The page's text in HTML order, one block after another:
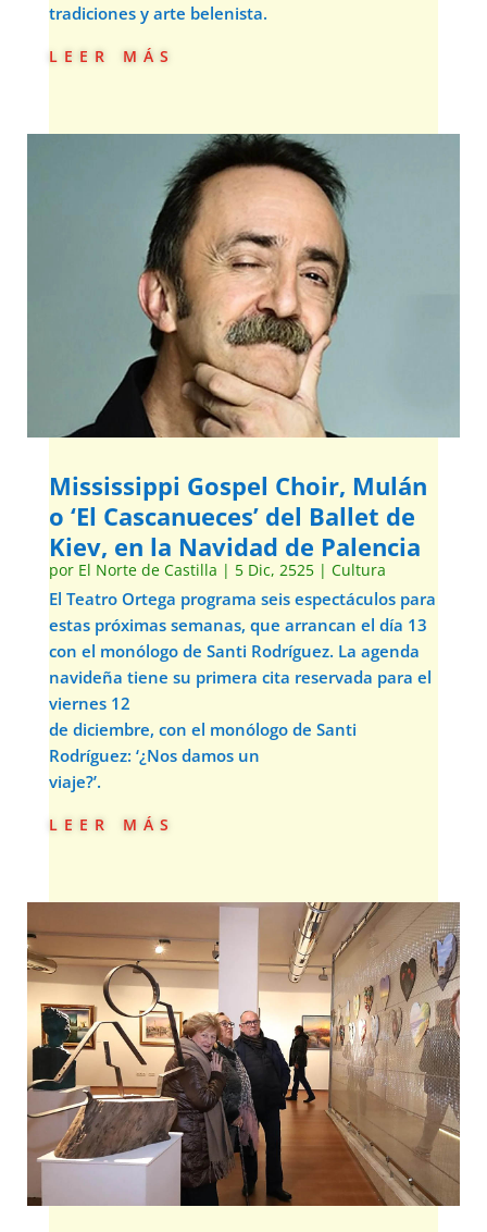
tradiciones y arte belenista.
leer más
Mississippi Gospel Choir, Mulán
o ‘El Cascanueces’ del Ballet de
Kiev, en la Navidad de Palencia
por El Norte de Castilla | 5 Dic, 2525| Cultura
El Teatro Ortega programa seis espectáculos para
estas próximas semanas, que arrancan el día 13
con el monólogo de Santi Rodríguez. La agenda
navideña tiene su primera cita reservada para el
viernes 12
de diciembre, con el monólogo de Santi
Rodríguez: ‘¿Nos damos un
viaje?’.
leer más